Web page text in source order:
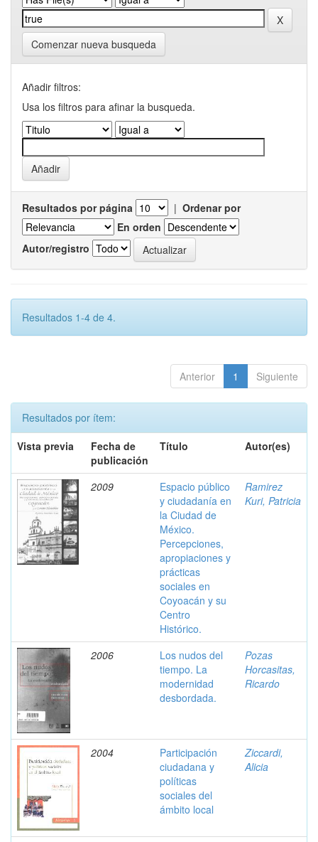
Comenzar nueva busqueda
Añadir filtros:
Usa los filtros para afinar la busqueda.
Resultados por página | Ordenar por
En orden
Autor/registro
Resultados 1-4 de 4.
Anterior 1 Siguiente
Resultados por ítem:
Vista previa
Fecha de
publicación
Título Autor(es)
2009
Espacio público
y ciudadanía en
la Ciudad de
México.
Percepciones,
apropiaciones y
prácticas
sociales en
Coyoacán y su
Centro
Histórico.
Ramirez
Kuri, Patricia
2006
Los nudos del
tiempo. La
modernidad
desbordada.
Pozas
Horcasitas,
Ricardo
2004
Participación
ciudadana y
políticas
sociales del
ámbito local
Ziccardi,
Alicia